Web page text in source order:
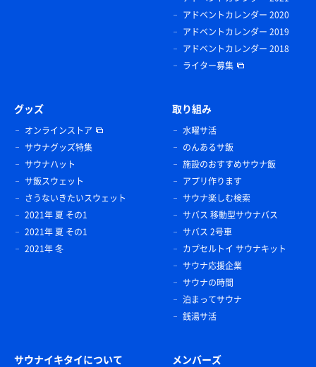
アドベントカレンダー 2020
アドベントカレンダー 2019
アドベントカレンダー 2018
ライター募集
グッズ
オンラインストア
サウナグッズ特集
サウナハット
サ飯スウェット
さうないきたいスウェット
2021年 夏 その1
2021年 夏 その1
2021年 冬
取り組み
水曜サ活
のんあるサ飯
施設のおすすめサウナ飯
アプリ作ります
サウナ楽しむ検索
サバス 移動型サウナバス
サバス 2号車
カプセルトイ サウナキット
サウナ応援企業
サウナの時間
泊まってサウナ
銭湯サ活
サウナイキタイについて メンバーズ